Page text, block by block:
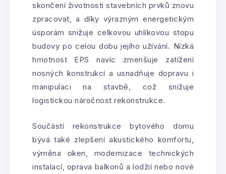
skončení životnosti stavebních prvků znovu
zpracovat, a díky výrazným energetickým
úsporám snižuje celkovou uhlíkovou stopu
budovy po celou dobu jejího užívání. Nízká
hmotnost EPS navíc zmenšuje zatížení
nosných konstrukcí a usnadňuje dopravu i
manipulaci na stavbě, což snižuje
logistickou náročnost rekonstrukce.
Součástí rekonstrukce bytového domu
bývá také zlepšení akustického komfortu,
výměna oken, modernizace technických
instalací, oprava balkonů a lodžií nebo nové